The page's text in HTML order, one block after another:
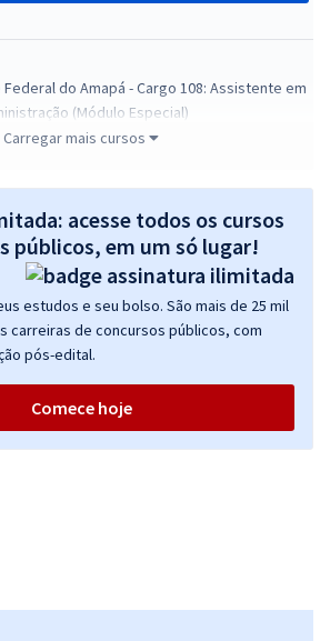
Federal do Amapá - Cargo 108: Assistente em
(Módulo Especial)
R$ 279,84à vista
Comprar
Federal do Amapá - Assistente Social (Pós-
Edital)
à vista
33,33
Economize R$ 99,98 (-20%)
(Módulo Especial)
Carregar mais cursos
acesse todos os cursos
públicos, em um só lugar!
estudos e seu bolso. São mais de 25 mil
carreiras de concursos públicos, com
pós-edital.
Comece hoje